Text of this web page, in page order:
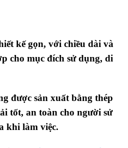
kế gọn, với chiều dài và
cho mục đích sử dụng, di
được sản xuất bằng thép
tốt, an toàn cho người sử
khi làm việc.